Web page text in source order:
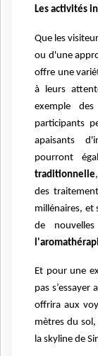
Les activités
Que les
ou d'une
offre une
à leurs
exemple
participants
apaisants
pourront
traditionnelle
des
millénaires, et
de
Et pour une
pas s’essayer
offrira aux
mètres du
la skyline de